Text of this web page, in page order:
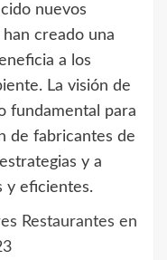
nuevos
creado una
a los
La visión de
fundamental para
de fabricantes de
y a
y eficientes.
Restaurantes en